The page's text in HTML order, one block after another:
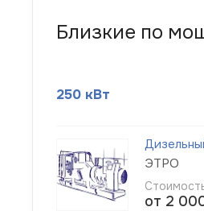
Близкие по
250 кВт
ЭТРО
от 2